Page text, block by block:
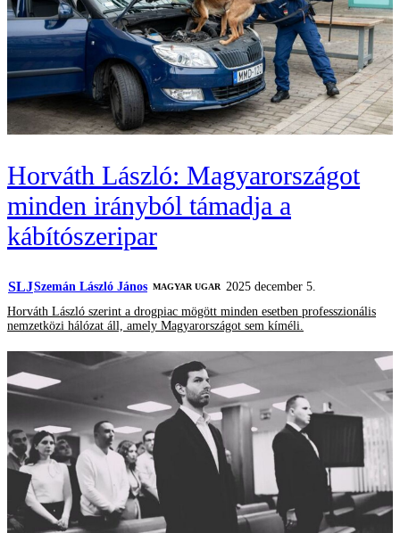
Horváth László: Magyarországot
minden irányból támadja a
kábítószeripar
SLJSzemán László János MAGYAR UGAR
2025 december 5.
Horváth László szerint a drogpiac mögött minden esetben professzionális
nemzetközi hálózat áll, amely Magyarországot sem kíméli.